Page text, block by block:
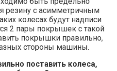
резину с асимметричным
колесах будут надписи
2 пары покрышек с такой
покрышки правильно,
стороны машины.
поставить колеса,